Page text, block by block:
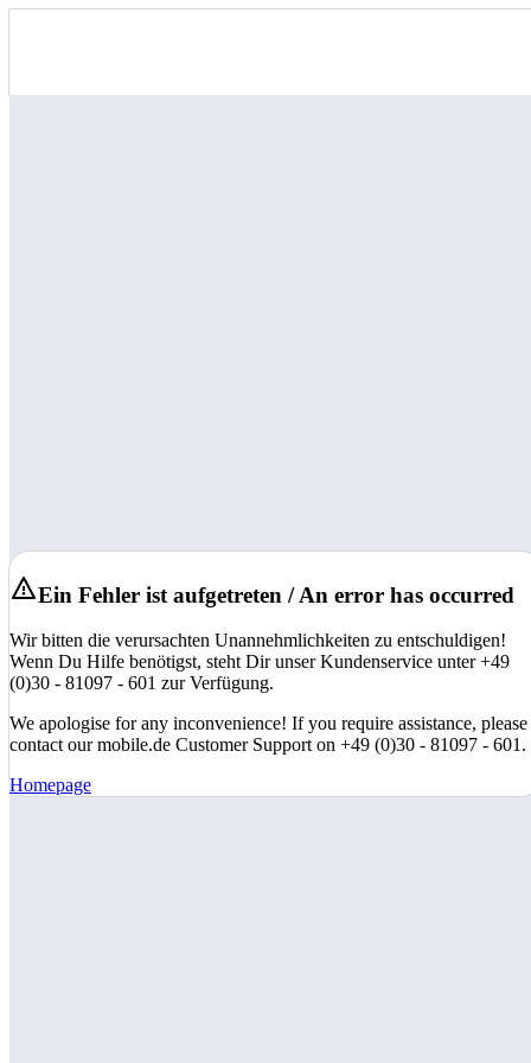
Ein Fehler ist aufgetreten / An error has occurred
Wir bitten die verursachten Unannehmlichkeiten zu entschuldigen!
Wenn Du Hilfe benötigst, steht Dir unser Kundenservice unter +49
(0)30 - 81097 - 601 zur Verfügung.
We apologise for any inconvenience! If you require assistance, please
contact our mobile.de Customer Support on +49 (0)30 - 81097 - 601.
Homepage